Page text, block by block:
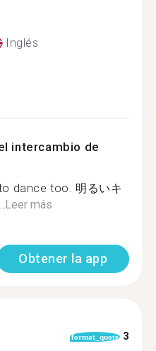
Inglés
intercambio de
dance too. 明るいキ
Leer más
Obtener la app
format_quote 3